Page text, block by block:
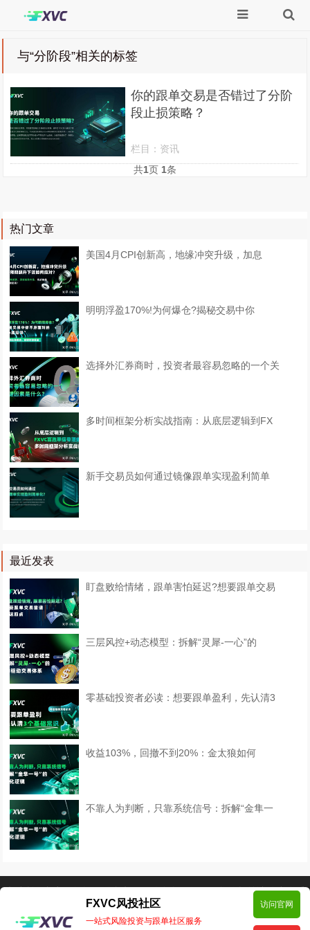
与“分阶段”相关的标签
​你的跟单交易是否错过了分阶
段止损策略？
栏目： 资讯
共1页 1条
热门文章
美国4月CPI创新高，地缘冲突升级，加息
明明浮盈170%!为何爆仓?揭秘交易中你
选择外汇券商时，投资者最容易忽略的一个关
多时间框架分析实战指南：从底层逻辑到FX
​新手交易员如何通过镜像跟单实现盈利简单
最近发表
盯盘败给情绪，跟单害怕延迟?想要跟单交易
三层风控+动态模型：拆解“灵犀-一心”的
零基础投资者必读：想要跟单盈利，先认清3
收益103%，回撤不到20%：金太狼如何
不靠人为判断，只靠系统信号：拆解“金隼一
本站所有文章、数据仅供参考，风险自负。如侵犯您的权益请移步联系
我们！邮箱:support@fxvc.net
Copyright © 2024 FXVC社区 版权所有Powered by EyouCms备案
FXVC风投社区
一站式风险投资与跟单社区服务
访问官网